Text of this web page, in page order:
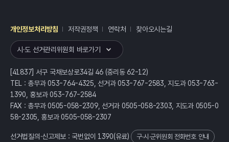
개인정보처리방침 저작권정책 연락처 찾아오시는길
시·도 선거관리위원회 바로가기
[41837] 서구 국채보상로34길 46 (중리동 62-12)
TEL : 총무과 053-764-4325, 선거과 053-767-2583, 지도과 053-763-
1390, 홍보과 053-767-2584
FAX : 총무과 0505-058-2309, 선거과 0505-058-2303, 지도과 0505-0
58-2305, 홍보과 0505-058-2307
선거법질의·신고제보 : 국번없이 1390(유료) 구·시·군위원회 전화번호 안내